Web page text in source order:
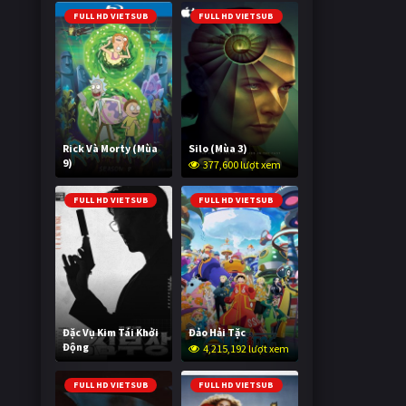
FULL HD VIETSUB
Rick Và Morty (Mùa
9)
3,004,330 lượt xem
FULL HD VIETSUB
Silo (Mùa 3)
377,600 lượt xem
FULL HD VIETSUB
Đặc Vụ Kim Tái Khởi
Động
603,245 lượt xem
FULL HD VIETSUB
Đảo Hải Tặc
4,215,192 lượt xem
FULL HD VIETSUB FULL HD VIETSUB